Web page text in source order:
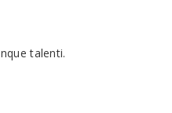
talenti.